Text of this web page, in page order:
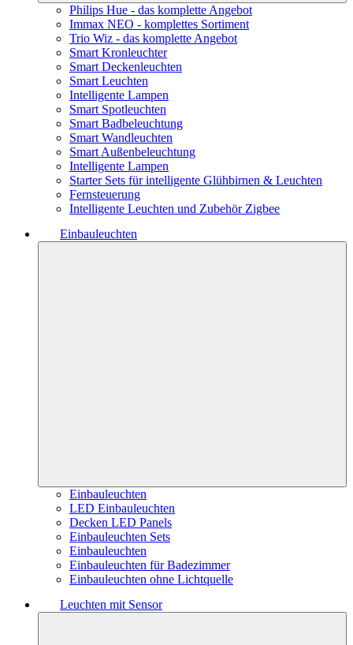
Philips Hue - das komplette Angebot
Immax NEO - komplettes Sortiment
Trio Wiz - das komplette Angebot
Smart Kronleuchter
Smart Deckenleuchten
Smart Leuchten
Intelligente Lampen
Smart Spotleuchten
Smart Badbeleuchtung
Smart Wandleuchten
Smart Außenbeleuchtung
Intelligente Lampen
Starter Sets für intelligente Glühbirnen & Leuchten
Fernsteuerung
Intelligente Leuchten und Zubehör Zigbee
Einbauleuchten
Einbauleuchten
LED Einbauleuchten
Decken LED Panels
Einbauleuchten Sets
Einbauleuchten
Einbauleuchten für Badezimmer
Einbauleuchten ohne Lichtquelle
Leuchten mit Sensor